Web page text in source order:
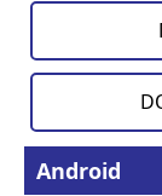
Android